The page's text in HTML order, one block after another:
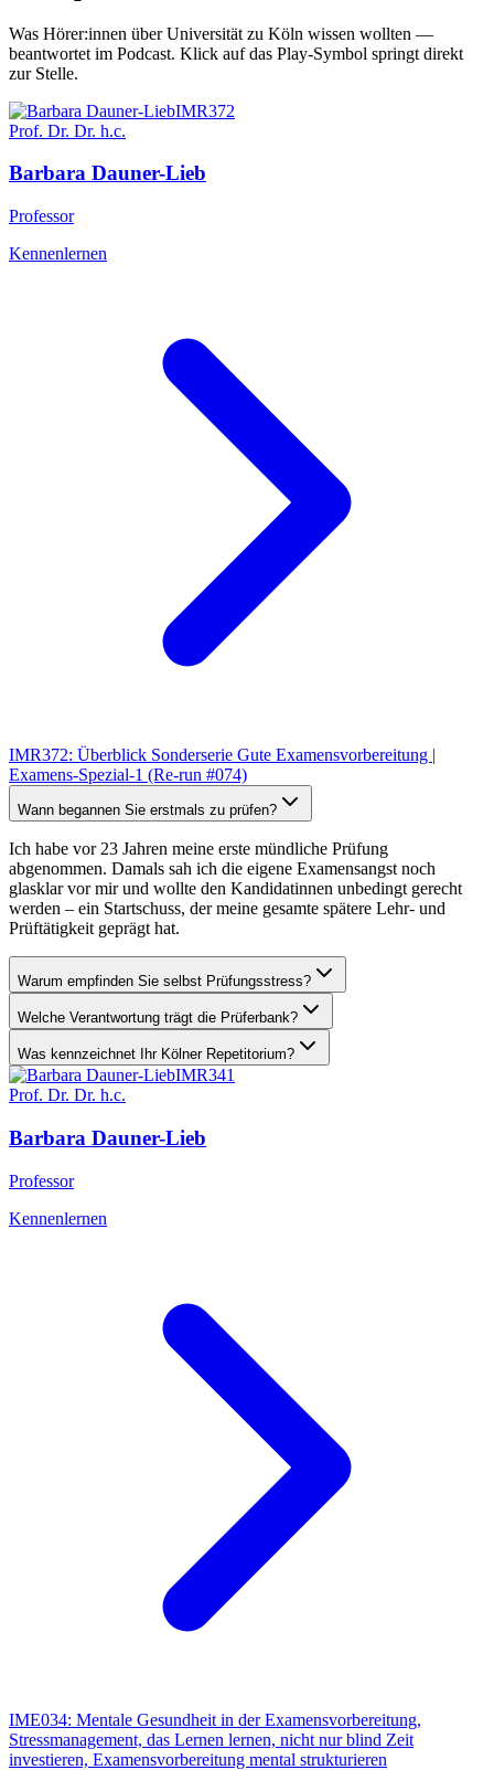
Was Hörer:innen überUniversität zu Köln wissen wollten —
beantwortet im Podcast. Klick aufdas Play-Symbol springt direkt
zur Stelle.
IMR372
Prof. Dr. Dr. h.c.
Barbara Dauner-Lieb
Professor
Kennenlernen
IMR372: Überblick Sonderserie Gute Examensvorbereitung |
Examens-Spezial-1 (Re-run #074)
Wann begannen Sie erstmals zu prüfen?
Ich habe vor 23 Jahren meine erste mündliche Prüfung
abgenommen. Damals sah ich die eigene Examensangst noch
glasklar vor mir und wollte den Kandidatinnen unbedingt gerecht
werden – ein Startschuss, der meine gesamte spätere Lehr- und
Prüftätigkeit geprägt hat.
Warum empfinden Sie selbst Prüfungsstress?
Welche Verantwortung trägt die Prüferbank?
Was kennzeichnet Ihr Kölner Repetitorium?
IMR341
Prof. Dr. Dr. h.c.
Barbara Dauner-Lieb
Professor
Kennenlernen
IME034: Mentale Gesundheit in der Examensvorbereitung,
Stressmanagement, das Lernen lernen, nicht nur blind Zeit
investieren, Examensvorbereitung mental strukturieren